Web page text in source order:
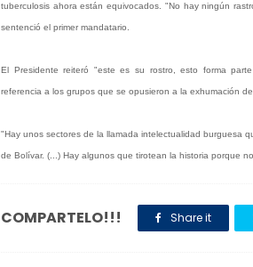
tuberculosis ahora están equivocados. "No hay ningún
sentenció el primer mandatario.
El Presidente reiteró "este es su rostro, esto forma
referencia a los grupos que se opusieron a la exhumación
"Hay unos sectores de la llamada intelectualidad burguesa
de Bolívar. (...) Hay algunos que tirotean la historia porque
COMPARTELO!!! Share it